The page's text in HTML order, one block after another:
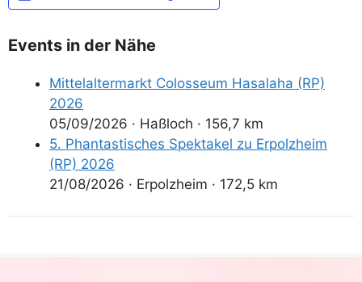
Events in der Nähe
Mittelaltermarkt Colosseum Hasalaha (RP)
2026
05/09/2026 · Haßloch · 156,7 km
5. Phantastisches Spektakel zu Erpolzheim
(RP) 2026
21/08/2026 · Erpolzheim · 172,5 km